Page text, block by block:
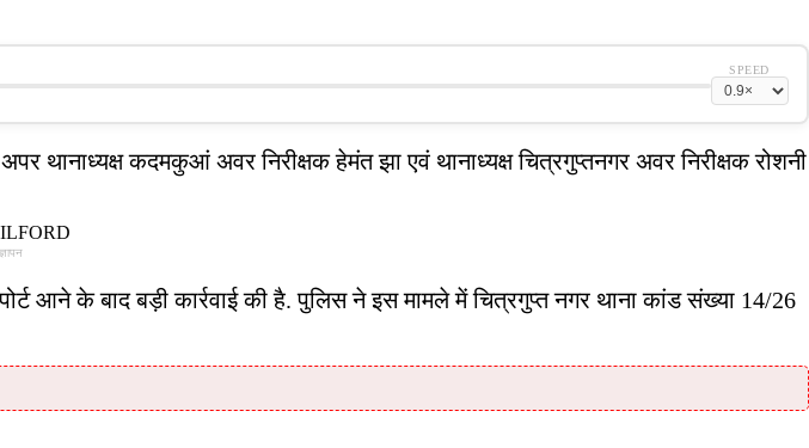
SPEED
थानाध्यक्ष कदमकुआं अवर निरीक्षक हेमंत झा एवं थानाध्यक्ष चित्रगुप्तनगर अवर निरीक्षक रोशनी
आने के बाद बड़ी कार्रवाई की है. पुलिस ने इस मामले में चित्रगुप्त नगर थाना कांड संख्या 14/26